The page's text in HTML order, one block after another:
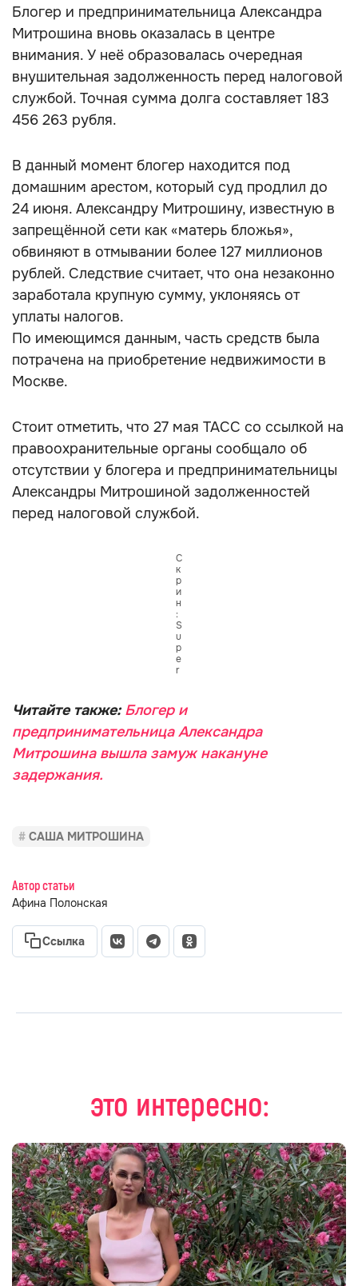
Блогер и предпринимательница Александра
Митрошина вновь оказалась в центре
внимания. У неё образовалась очередная
внушительная задолженность перед налоговой
службой. Точная сумма долга составляет 183
456 263 рубля.
В данный момент блогер находится под
домашним арестом, который суд продлил до
24 июня. Александру Митрошину, известную в
запрещённой сети как «матерь бложья»,
обвиняют в отмывании более 127 миллионов
рублей. Следствие считает, что она незаконно
заработала крупную сумму, уклоняясь от
уплаты налогов.
По имеющимся данным, часть средств была
потрачена на приобретение недвижимости в
Москве.
Стоит отметить, что 27 мая ТАСС со ссылкой на
правоохранительные органы сообщало об
отсутствии у блогера и предпринимательницы
Александры Митрошиной задолженностей
перед налоговой службой.
С
к
р
и
н
:
S
u
p
e
r
Читайте также: Блогер и
предпринимательница Александра
Митрошина вышла замуж накануне
задержания.
САША МИТРОШИНА
Автор статьи
Афина Полонская
Ссылка
это интересно: